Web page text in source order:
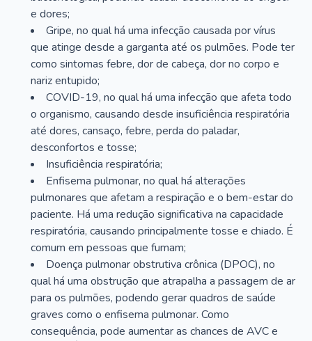
e dores;
Gripe, no qual há uma infecção causada por vírus
que atinge desde a garganta até os pulmões. Pode ter
como sintomas febre, dor de cabeça, dor no corpo e
nariz entupido;
COVID-19, no qual há uma infecção que afeta todo
o organismo, causando desde insuficiência respiratória
até dores, cansaço, febre, perda do paladar,
desconfortos e tosse;
Insuficiência respiratória;
Enfisema pulmonar, no qual há alterações
pulmonares que afetam a respiração e o bem-estar do
paciente. Há uma redução significativa na capacidade
respiratória, causando principalmente tosse e chiado. É
comum em pessoas que fumam;
Doença pulmonar obstrutiva crônica (DPOC), no
qual há uma obstrução que atrapalha a passagem de ar
para os pulmões, podendo gerar quadros de saúde
graves como o enfisema pulmonar. Como
consequência, pode aumentar as chances de AVC e